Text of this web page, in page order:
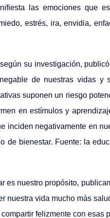
las emociones que
estrés, ira, envidia,
su investigación, publicó
de nuestras vidas y
suponen un riesgo
en estímulos y
inciden negativamente en
de bienestar. Fuente: la
es nuestro propósito,
nuestra vida mucho más
felizmente con esas